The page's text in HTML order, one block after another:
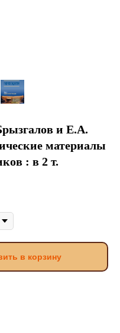
и Е.А.
материалы
: в 2 т.
в корзину